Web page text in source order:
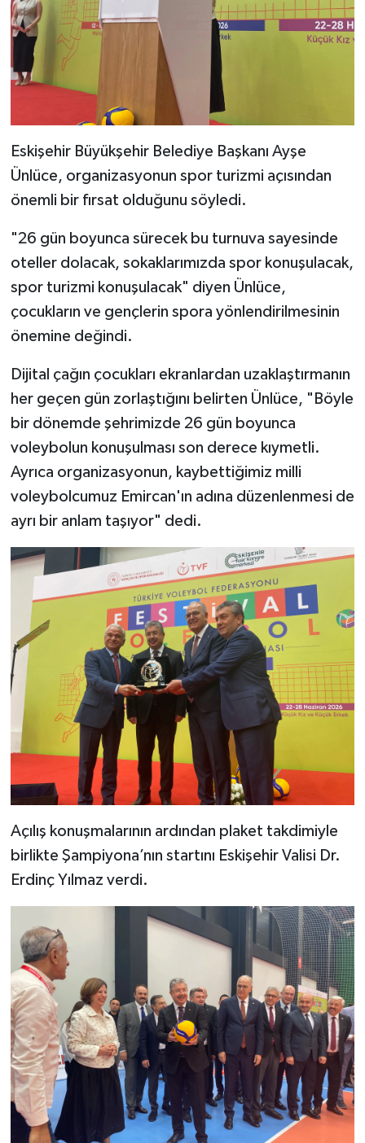
Eskişehir Büyükşehir Belediye Başkanı Ayşe
Ünlüce, organizasyonun spor turizmi açısından
önemli bir fırsat olduğunu söyledi.
"26 gün boyunca sürecek bu turnuva sayesinde
oteller dolacak, sokaklarımızda spor konuşulacak,
spor turizmi konuşulacak" diyen Ünlüce,
çocukların ve gençlerin spora yönlendirilmesinin
önemine değindi.
Dijital çağın çocukları ekranlardan uzaklaştırmanın
her geçen gün zorlaştığını belirten Ünlüce, "Böyle
bir dönemde şehrimizde 26 gün boyunca
voleybolun konuşulması son derece kıymetli.
Ayrıca organizasyonun, kaybettiğimiz milli
voleybolcumuz Emircan'ın adına düzenlenmesi de
ayrı bir anlam taşıyor" dedi.
Açılış konuşmalarının ardından plaket takdimiyle
birlikte Şampiyona’nın startını Eskişehir Valisi Dr.
Erdinç Yılmaz verdi.